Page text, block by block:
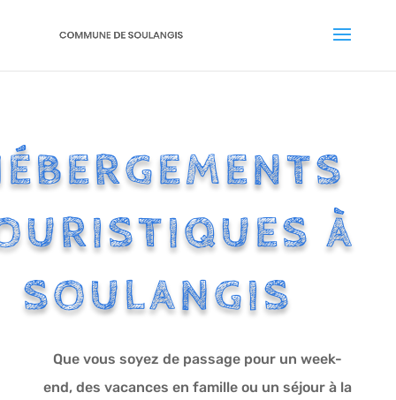
À
SOULANGIS
Que vous soyez de passage pour un week-
end, des vacances en famille ou un séjour à la